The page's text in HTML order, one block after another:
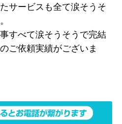
サービスも全て涙そうそ
すべて涙そうそうで完結
ご依頼実績がございま